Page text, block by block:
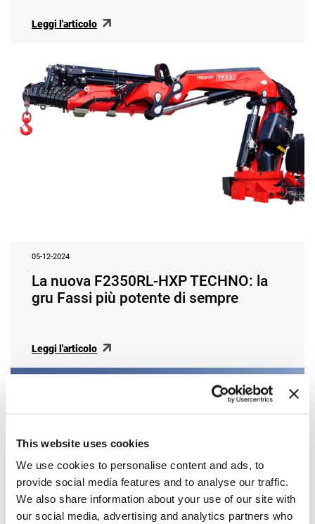
This website uses cookies
We use cookies to personalise content and ads, to
provide social media features and to analyse our traffic.
We also share information about your use of our site with
our social media, advertising and analytics partners who
Leggi l'articolo
05-12-2024
La nuova F2350RL-HXP TECHNO: la
gru Fassi più potente di sempre
Leggi l'articolo